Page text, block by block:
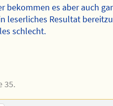
bekommen es aber auch
leserliches Resultat
schlecht.
35.